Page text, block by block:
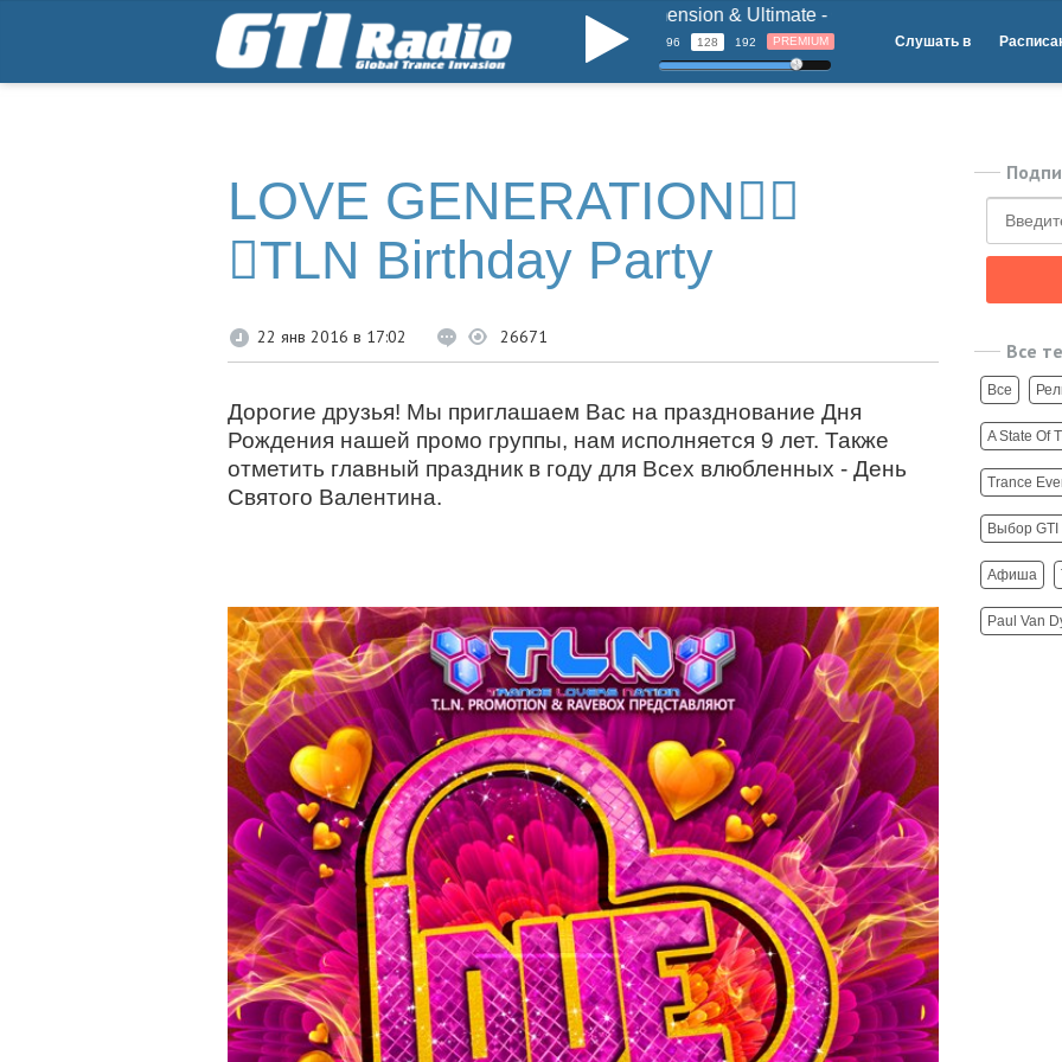
Dimension & Ultimate - Corazon (Original Mix)
b 96 128 192 PREMIUM Слушать в
LOVE GENERATION
TLN Birthday Party
22 янв 2016 в 17:02 26671
Дорогие друзья! Мы приглашаем Вас на празднование Дня
Рождения нашей промо группы, нам исполняется 9 лет. Также
отметить главный праздник в году для Всех влюбленных - День
Святого Валентина.
Все
Все
A State Of
Trance
Выбор
Афиша
Paul Van